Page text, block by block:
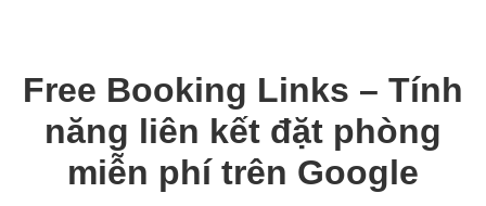
Free Booking Links – Tính
năng liên kết đặt phòng
miễn phí trên Google